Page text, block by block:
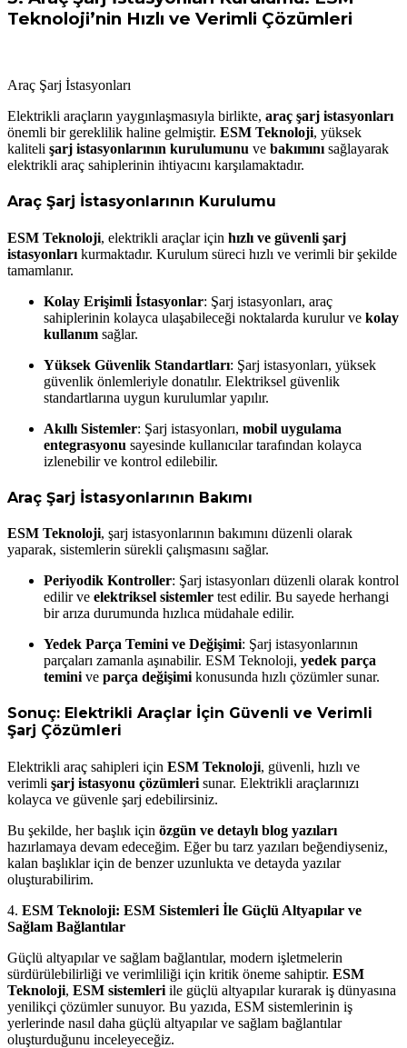
Teknoloji’nin Hızlı ve Verimli Çözümleri
Araç Şarj İstasyonları
Elektrikli araçların yaygınlaşmasıyla birlikte, araç şarj istasyonları
önemli bir gereklilik haline gelmiştir. ESM Teknoloji, yüksek
kaliteli şarj istasyonlarının kurulumunu ve bakımını sağlayarak
elektrikli araç sahiplerinin ihtiyacını karşılamaktadır.
Araç Şarj İstasyonlarının Kurulumu
ESM Teknoloji, elektrikli araçlar için hızlı ve güvenli şarj
istasyonları kurmaktadır. Kurulum süreci hızlı ve verimli bir şekilde
tamamlanır.
Kolay Erişimli İstasyonlar: Şarj istasyonları, araç
sahiplerinin kolayca ulaşabileceği noktalarda kurulur ve kolay
kullanım sağlar.
Yüksek Güvenlik Standartları: Şarj istasyonları, yüksek
güvenlik önlemleriyle donatılır. Elektriksel güvenlik
standartlarına uygun kurulumlar yapılır.
Akıllı Sistemler: Şarj istasyonları, mobil uygulama
entegrasyonu sayesinde kullanıcılar tarafından kolayca
izlenebilir ve kontrol edilebilir.
Araç Şarj İstasyonlarının Bakımı
ESM Teknoloji, şarj istasyonlarının bakımını düzenli olarak
yaparak, sistemlerin sürekli çalışmasını sağlar.
Periyodik Kontroller: Şarj istasyonları düzenli olarak kontrol
edilir ve elektriksel sistemler test edilir. Bu sayede herhangi
bir arıza durumunda hızlıca müdahale edilir.
Yedek Parça Temini ve Değişimi: Şarj istasyonlarının
parçaları zamanla aşınabilir. ESM Teknoloji, yedek parça
temini ve parça değişimi konusunda hızlı çözümler sunar.
Sonuç: Elektrikli Araçlar İçin Güvenli ve Verimli
Şarj Çözümleri
Elektrikli araç sahipleri için ESM Teknoloji, güvenli, hızlı ve
verimli şarj istasyonu çözümleri sunar. Elektrikli araçlarınızı
kolayca ve güvenle şarj edebilirsiniz.
Bu şekilde, her başlık için özgün ve detaylı blog yazıları
hazırlamaya devam edeceğim. Eğer bu tarz yazıları beğendiyseniz,
kalan başlıklar için de benzer uzunlukta ve detayda yazılar
oluşturabilirim.
4. ESM Teknoloji: ESM Sistemleri İle Güçlü Altyapılar ve
Sağlam Bağlantılar
Güçlü altyapılar ve sağlam bağlantılar, modern işletmelerin
sürdürülebilirliği ve verimliliği için kritik öneme sahiptir. ESM
Teknoloji, ESM sistemleri ile güçlü altyapılar kurarak iş dünyasına
yenilikçi çözümler sunuyor. Bu yazıda, ESM sistemlerinin iş
yerlerinde nasıl daha güçlü altyapılar ve sağlam bağlantılar
oluşturduğunu inceleyeceğiz.